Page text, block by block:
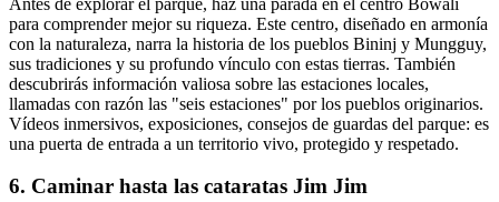
para comprender mejor su riqueza. Este centro, diseñado en armonía
con la naturaleza, narra la historia de los pueblos Bininj y Mungguy,
sus tradiciones y su profundo vínculo con estas tierras. También
descubrirás información valiosa sobre las estaciones locales,
llamadas con razón las "seis estaciones" por los pueblos originarios.
Vídeos inmersivos, exposiciones, consejos de guardas del parque: es
una puerta de entrada a un territorio vivo, protegido y respetado.
6. Caminar hasta las cataratas Jim Jim